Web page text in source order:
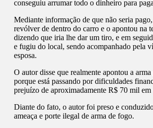
conseguiu arrumar todo o dinheiro para
Mediante informação de que não seria
revólver de dentro do carro e o apontou na
dizendo que iria lhe dar um tiro, e em
e fugiu do local, sendo acompanhado pela
esposa.
O autor disse que realmente apontou a
porque está passando por dificuldades
prejuízo de aproximadamente R$ 70 mil em
Diante do fato, o autor foi preso e
ameaça e porte ilegal de arma de fogo.